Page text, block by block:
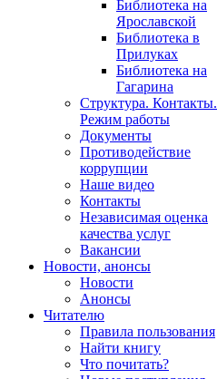
Библиотека на
Ярославской
Библиотека в
Прилуках
Библиотека на
Гагарина
Структура. Контакты.
Режим работы
Документы
Противодействие
коррупции
Наше видео
Контакты
Независимая оценка
качества услуг
Вакансии
Новости, анонсы
Новости
Анонсы
Читателю
Правила пользования
Найти книгу
Что почитать?